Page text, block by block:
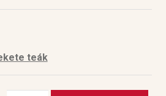
teák